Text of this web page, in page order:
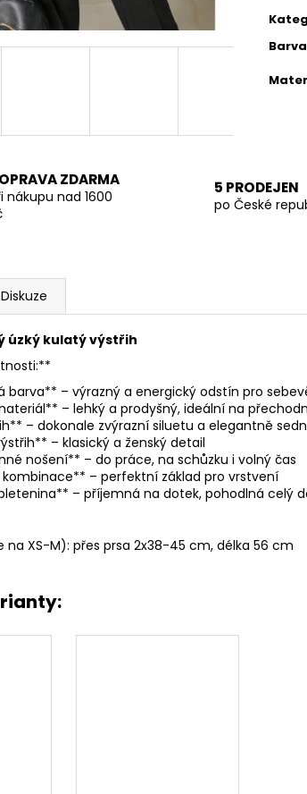
Barva
ZDARMA
nákupu nad 1600
5 PRODEJEN
po České
Diskuze
úzký kulatý výstřih
– výrazný a energický odstín pro
– lehký a prodyšný, ideální na
– dokonale zvýrazní siluetu a elegantně
– klasický a ženský detail
nošení** – do práce, na schůzku i volný čas
– perfektní základ pro vrstvení
– příjemná na dotek, pohodlná celý
na XS-M): přes prsa 2x38-45 cm, délka 56 cm